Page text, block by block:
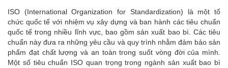
ISO (International Organization for Standardization) là một tổ
chức quốc tế với nhiệm vụ xây dựng và ban hành các tiêu chuẩn
quốc tế trong nhiều lĩnh vực, bao gồm sản xuất bao bì. Các tiêu
chuẩn này đưa ra những yêu cầu và quy trình nhằm đảm bảo sản
phẩm đạt chất lượng và an toàn trong suốt vòng đời của mình.
Một số tiêu chuẩn ISO quan trọng trong ngành sản xuất bao bì